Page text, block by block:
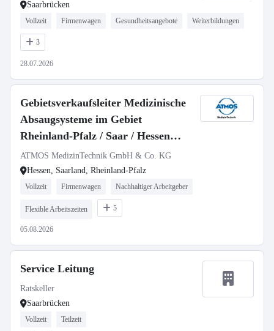
Saarbrücken
Vollzeit Firmenwagen Gesundheitsangebote Weiterbildungen
3
28.07.2026
Gebietsverkaufsleiter Medizinische
Absaugsysteme im Gebiet
Rheinland-Pfalz / Saar / Hessen
(m/w/d)
ATMOS MedizinTechnik GmbH & Co. KG
Hessen, Saarland, Rheinland-Pfalz
Vollzeit Firmenwagen Nachhaltiger Arbeitgeber
Flexible Arbeitszeiten 5
05.08.2026
Service Leitung
Ratskeller
Saarbrücken
Vollzeit Teilzeit